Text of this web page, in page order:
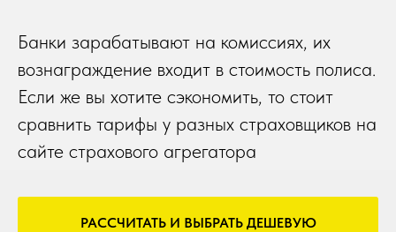
Банки зарабатывают на комиссиях, их
вознаграждение входит в стоимость полиса.
Если же вы хотите сэкономить, то стоит
сравнить тарифы у разных страховщиков на
сайте страхового агрегатора
РАССЧИТАТЬ И ВЫБРАТЬ ДЕШЕВУЮ